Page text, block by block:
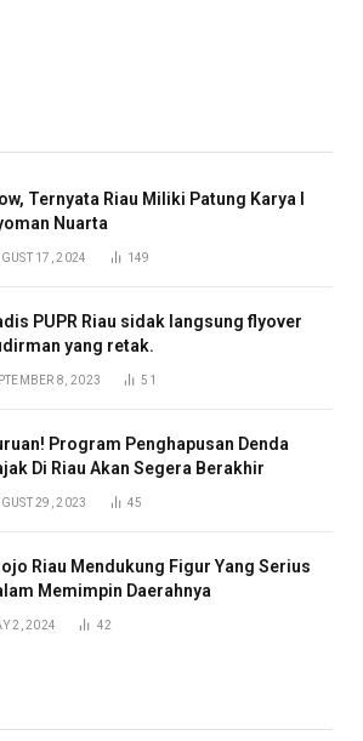
Ternyata Riau Miliki Patung Karya I
Nuarta
17, 2024 149
PUPR Riau sidak langsung flyover
yang retak.
8, 2023 51
Program Penghapusan Denda
Di Riau Akan Segera Berakhir
29, 2023 45
Riau Mendukung Figur Yang Serius
Memimpin Daerahnya
2, 2024 42